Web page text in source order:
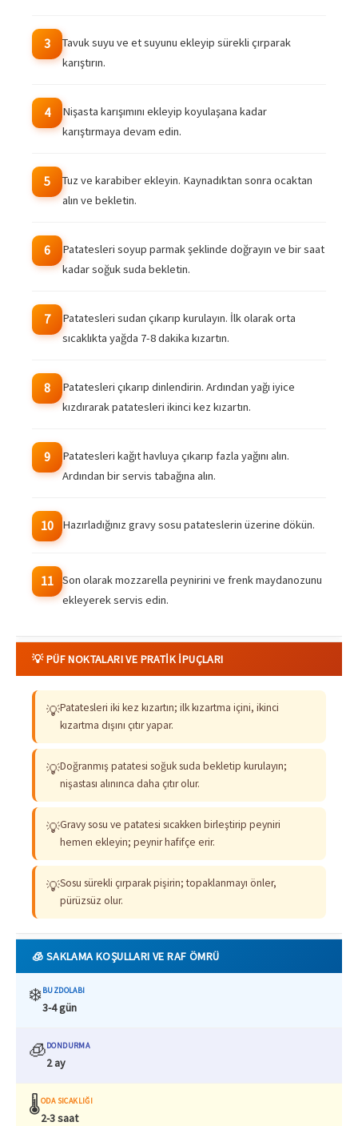
3
Tavuk suyu ve et suyunu ekleyip sürekli çırparak
karıştırın.
4
Nişasta karışımını ekleyip koyulaşana kadar
karıştırmaya devam edin.
5
Tuz ve karabiber ekleyin. Kaynadıktan sonra ocaktan
alın ve bekletin.
6
Patatesleri soyup parmak şeklinde doğrayın ve bir saat
kadar soğuk suda bekletin.
7
Patatesleri sudan çıkarıp kurulayın. İlk olarak orta
sıcaklıkta yağda 7-8 dakika kızartın.
8
Patatesleri çıkarıp dinlendirin. Ardından yağı iyice
kızdırarak patatesleri ikinci kez kızartın.
9
Patatesleri kağıt havluya çıkarıp fazla yağını alın.
Ardından bir servis tabağına alın.
10 Hazırladığınız gravy sosu patateslerin üzerine dökün.
11
Son olarak mozzarella peynirini ve frenk maydanozunu
ekleyerek servis edin.
💡 PÜF NOKTALARI VE PRATIK İPUÇLARI
💡Patatesleri iki kez kızartın; ilk kızartma içini, ikinci
kızartma dışını çıtır yapar.
💡Doğranmış patatesi soğuk suda bekletip kurulayın;
nişastası alınınca daha çıtır olur.
💡Gravy sosu ve patatesi sıcakken birleştirip peyniri
hemen ekleyin; peynir hafifçe erir.
💡Sosu sürekli çırparak pişirin; topaklanmayı önler,
pürüzsüz olur.
🧊 SAKLAMA KOŞULLARI VE RAF ÖMRÜ
❄️BUZDOLABI
3-4 gün
🧊DONDURMA
2 ay
🌡️ODA SICAKLIĞI
2-3 saat